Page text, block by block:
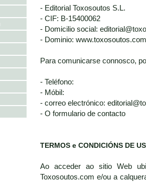
- Editorial Toxosoutos S.L.
- CIF: B-15400062
- Domicilio social:
- Dominio: www.toxosoutos.com
Para comunicarse connosco,
- Teléfono:
- Móbil:
- correo electrónico:
- O formulario de contacto
TERMOS e CONDICIÓNS DE
Ao acceder ao sitio Web
Toxosoutos.com e/ou a